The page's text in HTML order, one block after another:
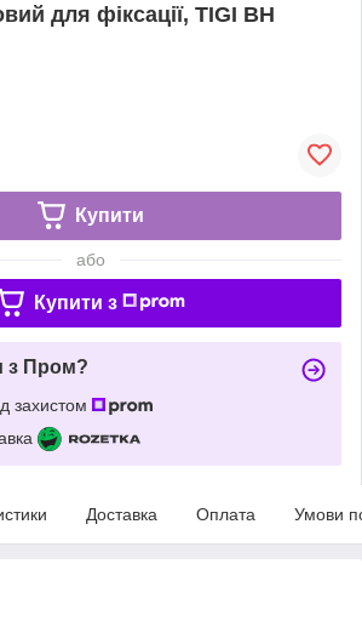
для фіксації, TIGI BH
Купити
або
Купити з
з Пром?
захистом
Доставка Оплата Умови